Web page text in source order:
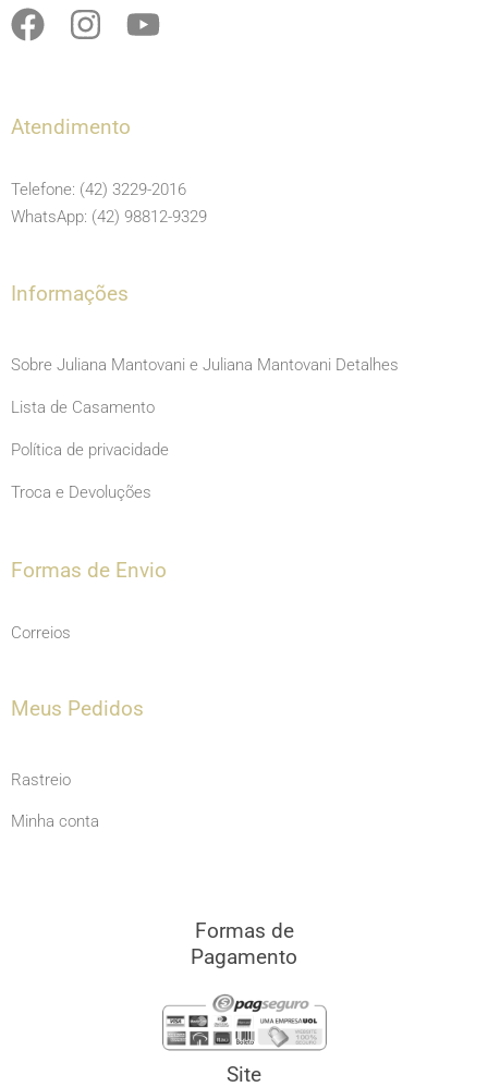
F
e
o
o
I
t
g
r
m
Y
b
e
Atendimento
Telefone: (42) 3229-2016
WhatsApp: (42) 98812-9329
Informações
Sobre Juliana Mantovani e Juliana Mantovani Detalhes
Lista de Casamento
Política de privacidade
Troca e Devoluções
Formas de Envio
Correios
Meus Pedidos
Rastreio
Minha conta
Formas de
Pagamento
Site